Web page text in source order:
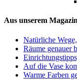
Aus unserem
Natürliche
Räume genauer
Auf die Vase
Warme Farben